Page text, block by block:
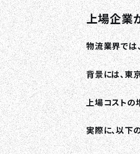
上場企業
物流業界では
背景には、東
上場コストの
実際に、以下